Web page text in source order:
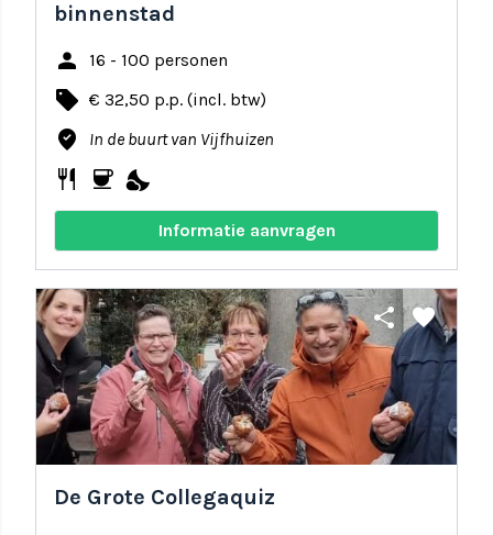
binnenstad
person 16 - 100 personen
local_offer € 32,50 p.p. (incl. btw)
where_to_vote In de buurt van Vijfhuizen
restaurant coffee nights_stay
Informatie aanvragen
share favorite
De Grote Collegaquiz